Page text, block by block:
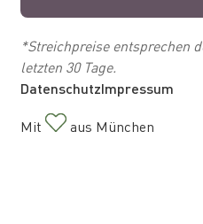
*Streichpreise entsprechen
letzten 30 Tage.
Mit aus München
DatenschutzImpressum